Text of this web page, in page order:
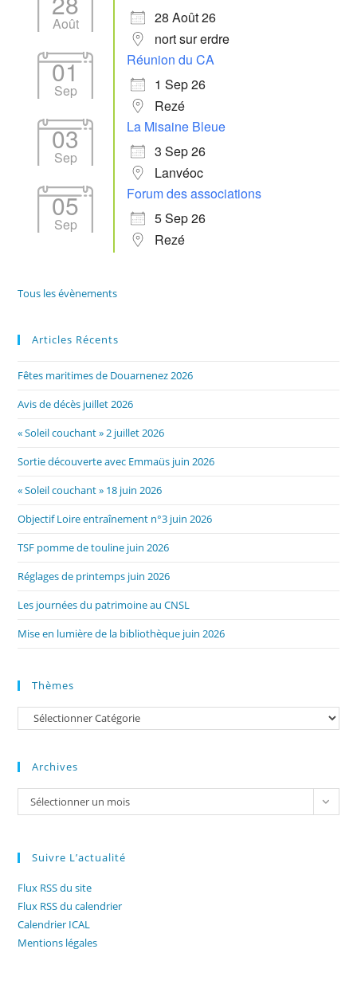
Août
28 Août 26
nort sur erdre
01
Sep
Réunion du CA
1 Sep 26
Rezé
03
Sep
La Misaine Bleue
3 Sep 26
Lanvéoc
05
Sep
Forum des associations
5 Sep 26
Rezé
Tous les évènements
Articles Récents
Fêtes maritimes de Douarnenez 2026
Avis de décès juillet 2026
« Soleil couchant » 2 juillet 2026
Sortie découverte avec Emmaüs juin 2026
« Soleil couchant » 18 juin 2026
Objectif Loire entraînement n°3 juin 2026
TSF pomme de touline juin 2026
Réglages de printemps juin 2026
Les journées du patrimoine au CNSL
Mise en lumière de la bibliothèque juin 2026
Thèmes
Catégories
Archives
Archives
Sélectionner un mois
Suivre L’actualité
Flux RSS du site
Flux RSS du calendrier
Calendrier ICAL
Mentions légales